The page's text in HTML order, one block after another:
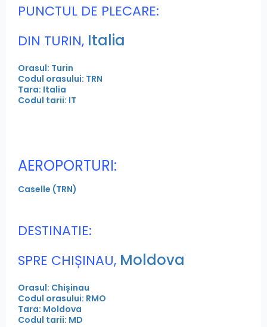
PUNCTUL DE PLECARE:
DIN TURIN, Italia
Orasul: Turin
Codul orasului: TRN
Tara: Italia
Codul tarii: IT
AEROPORTURI:
Caselle (TRN)
DESTINATIE:
SPRE CHIȘINAU, Moldova
Orasul: Chișinau
Codul orasului: RMO
Tara: Moldova
Codul tarii: MD